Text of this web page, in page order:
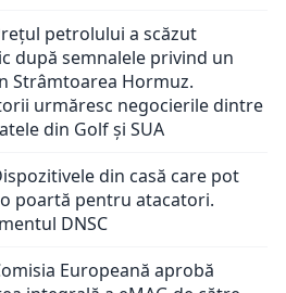
petrolului a scăzut
după semnalele privind un
Strâmtoarea Hormuz.
urmăresc negocierile dintre
din Golf și SUA
din casă care pot
poartă pentru atacatori.
DNSC
Europeană aprobă